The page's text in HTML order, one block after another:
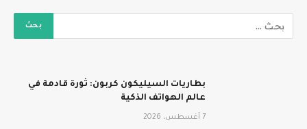
بطاريات السيليكون كربون: ثورة قادمة في
عالم الهواتف الذكية
7 أغسطس، 2026